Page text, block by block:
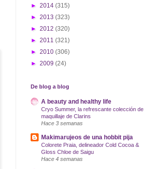
► 2014 (315)
► 2013 (323)
► 2012 (320)
► 2011 (321)
► 2010 (306)
► 2009 (24)
De blog a blog
A beauty and healthy life
Cryo Summer, la refrescante colección de
maquillaje de Clarins
Hace 3 semanas
Makimarujeos de una hobbit pija
Colorete Praia, delineador Cold Cocoa &
Gloss Chloe de Saigu
Hace 4 semanas